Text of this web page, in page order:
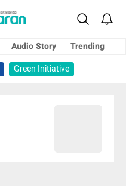
Audio Story
Trending
Green Initiative